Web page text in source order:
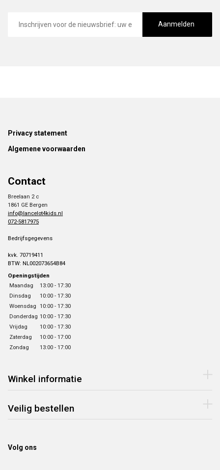
mailadres
Aanmelden
Footer
Privacy statement
Algemene voorwaarden
Contact
Breelaan 2 c
1861 GE Bergen
info@lancelot4kids.nl
072-5817975
Bedrijfsgegevens
kvk. 70719411
BTW: NL002073654B84
Openingstijden
Maandag
13:00 - 17:30
Dinsdag
10:00 - 17:30
Woensdag 10:00 - 17:30
Donderdag 10:00 - 17:30
Vrijdag
10:00 - 17:30
Zaterdag
10:00 - 17:00
Zondag
13:00 - 17:00
Winkel informatie
Veilig bestellen
Volg ons